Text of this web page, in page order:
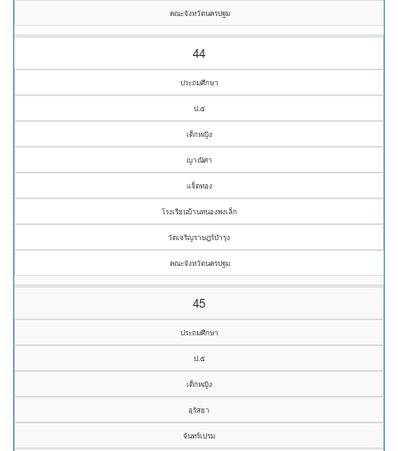
คณะจังหวัดนครปฐม
44
ประถมศึกษา
ป.๕
เด็กหญิง
ญาณิศา
แจ็ดทอง
โรงเรียนบ้านหนองพงเล็ก
วัดเจริญราษฎร์บำรุง
คณะจังหวัดนครปฐม
45
ประถมศึกษา
ป.๕
เด็กหญิง
อุรัสยา
จันทร์เปรม